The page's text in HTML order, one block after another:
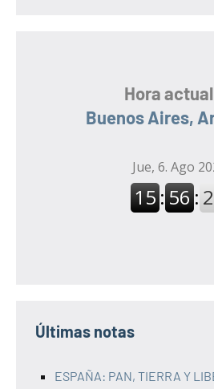
Hora
Buenos Aires,
Últimas notas
ESPAÑA: PAN, TIERRA Y